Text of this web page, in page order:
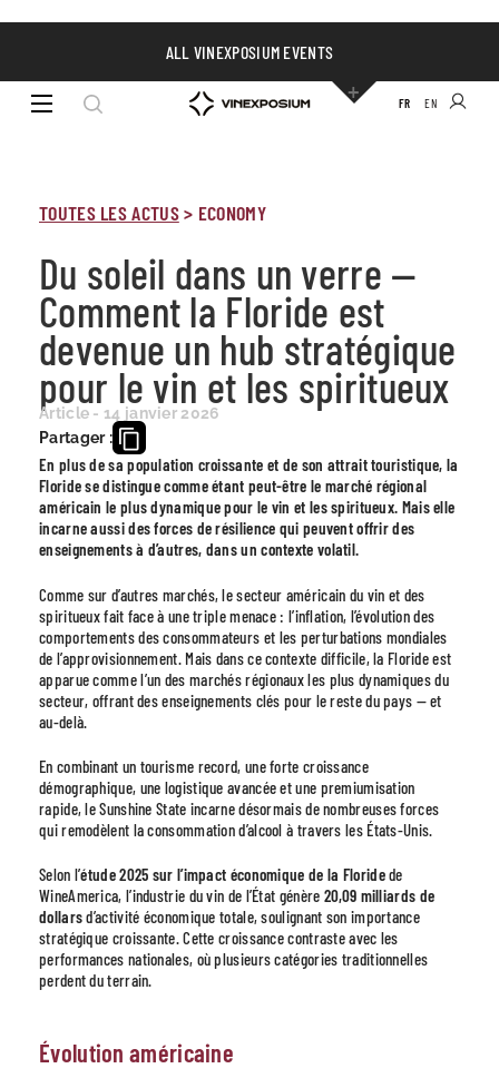
ALL VINEXPOSIUM EVENTS
FR EN
TOUTES LES ACTUS> ECONOMY
Du soleil dans un verre —
Comment la Floride est
devenue un hub stratégique
pour le vin et les spiritueux
Article - 14 janvier 2026
Partager :
En plus de sa population croissante et de son attrait touristique, la
Floride se distingue comme étant peut-être le marché régional
américain le plus dynamique pour le vin et les spiritueux. Mais elle
incarne aussi des forces de résilience qui peuvent offrir des
enseignements à d’autres, dans un contexte volatil.
Comme sur d’autres marchés, le secteur américain du vin et des
spiritueux fait face à une triple menace : l’inflation, l’évolution des
comportements des consommateurs et les perturbations mondiales
de l’approvisionnement. Mais dans ce contexte difficile, la Floride est
apparue comme l’un des marchés régionaux les plus dynamiques du
secteur, offrant des enseignements clés pour le reste du pays — et
au-delà.
En combinant un tourisme record, une forte croissance
démographique, une logistique avancée et une premiumisation
rapide, le Sunshine State incarne désormais de nombreuses forces
qui remodèlent la consommation d’alcool à travers les États-Unis.
Selon l’étude 2025 sur l’impact économique de la Floridede
WineAmerica, l’industrie du vin de l’État génère 20,09 milliards de
dollarsd’activité économique totale, soulignant son importance
stratégique croissante. Cette croissance contraste avec les
performances nationales, où plusieurs catégories traditionnelles
perdent du terrain.
Évolution américaine